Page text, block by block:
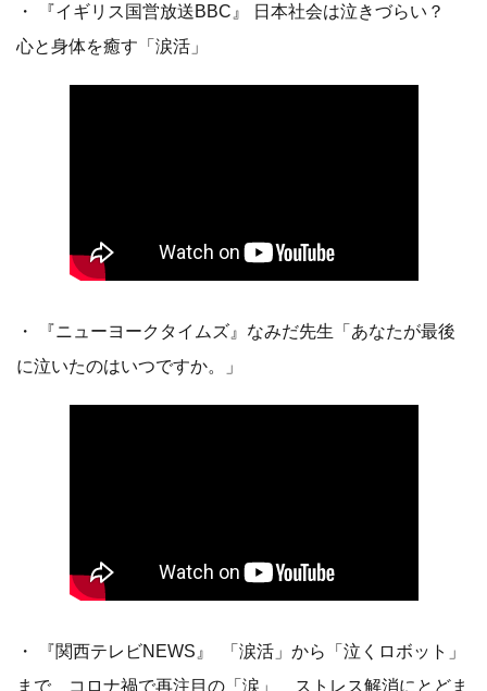
・ 『イギリス国営放送BBC』 日本社会は泣きづらい？
心と身体を癒す「涙活」
・ 『ニューヨークタイムズ』なみだ先生「あなたが最後
に泣いたのはいつですか。」
・ 『関西テレビNEWS』 「涙活」から「泣くロボット」
まで コロナ禍で再注目の「涙」 ストレス解消にとどま